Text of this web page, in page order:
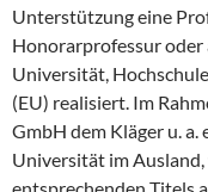
Unterstützung eine
Honorarprofessur
Universität,
(EU) realisiert. Im
GmbH dem Kläger u.
Universität im
entsprechenden Titels